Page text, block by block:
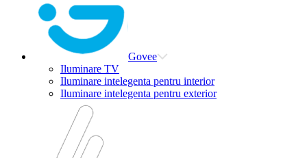
Govee
Iluminare TV
Iluminare intelegenta pentru interior
Iluminare intelegenta pentru exterior